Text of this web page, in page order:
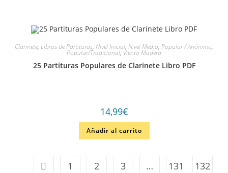
Clarinete, Libros de Partituras, Nivel Inicial, Nivel Medio, Popular / Anónimo,
Popular/Tradicional, Viento Madera
25 Partituras Populares de Clarinete Libro PDF
14,99€
Añadir al carrito
1 2 3 … 131
132